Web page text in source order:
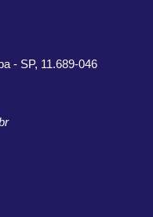
- SP, 11.689-046